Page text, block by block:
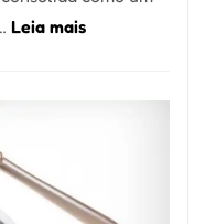
Leia mais:
Culinária